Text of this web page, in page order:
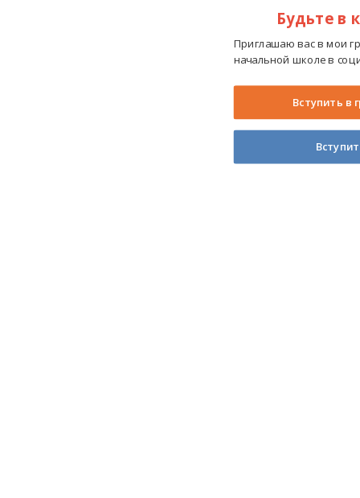
Будьте в
Приглашаю вас в мои
начальной школе в
Вступить в